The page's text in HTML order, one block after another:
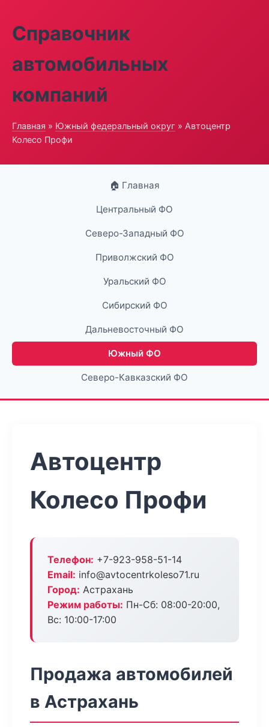
Справочник
автомобильных
компаний
Главная » Южный федеральный округ » Автоцентр
Колесо Профи
🏠 Главная
Центральный ФО
Северо-Западный ФО
Приволжский ФО
Уральский ФО
Сибирский ФО
Дальневосточный ФО
Южный ФО
Северо-Кавказский ФО
Автоцентр
Колесо Профи
Телефон: +7-923-958-51-14
Email: info@avtocentrkoleso71.ru
Город: Астрахань
Режим работы: Пн-Сб: 08:00-20:00,
Вс: 10:00-17:00
Продажа автомобилей
в Астрахань